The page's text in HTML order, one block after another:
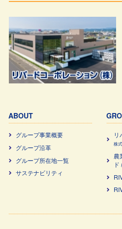
ABOUT
グループ事業概要
グループ沿革
グループ所在地一覧
サステナビリティ
リ
株
農
ド